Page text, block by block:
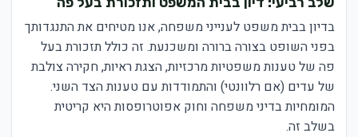
בדיון בבית משפט לענייני משפחה, אנו מטיחים את התנגדותך
בפני השופט בצורה ברורה ומשכנעת. זה כולל תזכורת בעל
פה של טענות משפטיות מרכזיות, הצגת ראיות, חקירה צולבת
של עדים (אם רלוונטי) והתמודדות עם טענות הצד השני.
המומחיות בדיני משפחה וחוק אפוטרופסות היא קריטית
בשלב זה.